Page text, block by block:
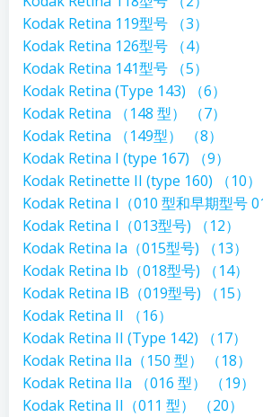
Kodak Retina 119型号 （3）
Kodak Retina 126型号 （4）
Kodak Retina 141型号 （5）
Kodak Retina (Type 143) （6）
Kodak Retina （148 型） （7）
Kodak Retina （149型） （8）
Kodak Retina I (type 167) （9）
Kodak Retinette II (type 160) （10）
Kodak Retina I（010 型和早期型号
Kodak Retina I（013型号) （12）
Kodak Retina Ia（015型号) （13）
Kodak Retina Ib（018型号) （14）
Kodak Retina IB（019型号) （15）
Kodak Retina II （16）
Kodak Retina II (Type 142) （17）
Kodak Retina IIa（150 型） （18）
Kodak Retina IIa （016 型） （19）
Kodak Retina II（011 型） （20）